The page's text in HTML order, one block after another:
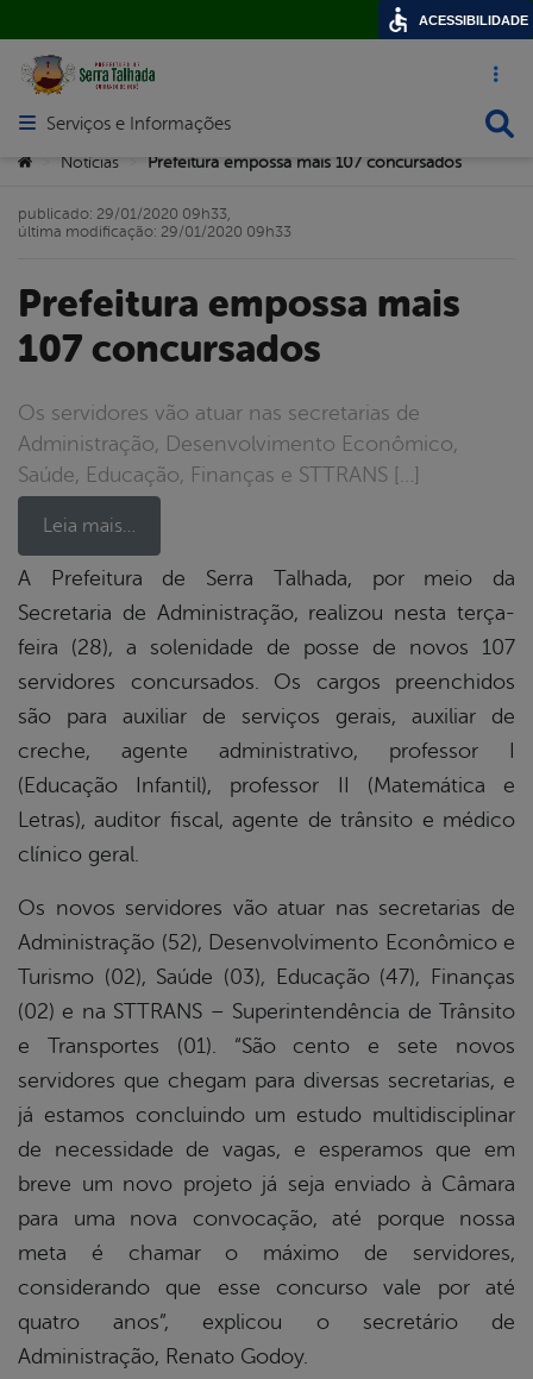
Acesso
Abrir menu principal de navegação
Serviços e Informações
Você está aqui:
Notícias Prefeitura empossa mais 107 concursados
Prefeitura empossa mais
107 concursados
Os servidores vão atuar nas secretarias de
Administração, Desenvolvimento Econômico,
Saúde, Educação, Finanças e STTRANS […]
Leia mais…
publicado: 29/01/2020 09h33,
última modificação: 29/01/2020 09h33
A Prefeitura de Serra Talhada, por meio da
Secretaria de Administração, realizou nesta terça-
feira (28), a solenidade de posse de novos 107
servidores concursados. Os cargos preenchidos
são para auxiliar de serviços gerais, auxiliar de
creche, agente administrativo, professor I
(Educação Infantil), professor II (Matemática e
Letras), auditor fiscal, agente de trânsito e médico
clínico geral.
Os novos servidores vão atuar nas secretarias de
Administração (52), Desenvolvimento Econômico e
Turismo (02), Saúde (03), Educação (47), Finanças
(02) e na STTRANS – Superintendência de Trânsito
e Transportes (01). “São cento e sete novos
servidores que chegam para diversas secretarias, e
já estamos concluindo um estudo multidisciplinar
de necessidade de vagas, e esperamos que em
breve um novo projeto já seja enviado à Câmara
para uma nova convocação, até porque nossa
meta é chamar o máximo de servidores,
considerando que esse concurso vale por até
quatro anos”, explicou o secretário de
Administração, Renato Godoy.
ACESSIBILIDADE